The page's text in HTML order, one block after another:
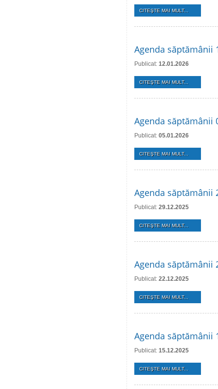
CITEŞTE MAI MULT...
Agenda săptămânii
Publicat: 12.01.2026
CITEŞTE MAI MULT...
Agenda săptămânii
Publicat: 05.01.2026
CITEŞTE MAI MULT...
Agenda săptămânii
Publicat: 29.12.2025
CITEŞTE MAI MULT...
Agenda săptămânii
Publicat: 22.12.2025
CITEŞTE MAI MULT...
Agenda săptămânii
Publicat: 15.12.2025
CITEŞTE MAI MULT...